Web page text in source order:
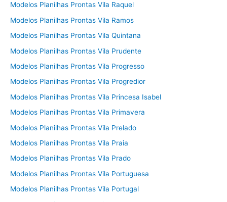
Modelos Planilhas Prontas Vila Raquel
Modelos Planilhas Prontas Vila Ramos
Modelos Planilhas Prontas Vila Quintana
Modelos Planilhas Prontas Vila Prudente
Modelos Planilhas Prontas Vila Progresso
Modelos Planilhas Prontas Vila Progredior
Modelos Planilhas Prontas Vila Princesa Isabel
Modelos Planilhas Prontas Vila Primavera
Modelos Planilhas Prontas Vila Prelado
Modelos Planilhas Prontas Vila Praia
Modelos Planilhas Prontas Vila Prado
Modelos Planilhas Prontas Vila Portuguesa
Modelos Planilhas Prontas Vila Portugal